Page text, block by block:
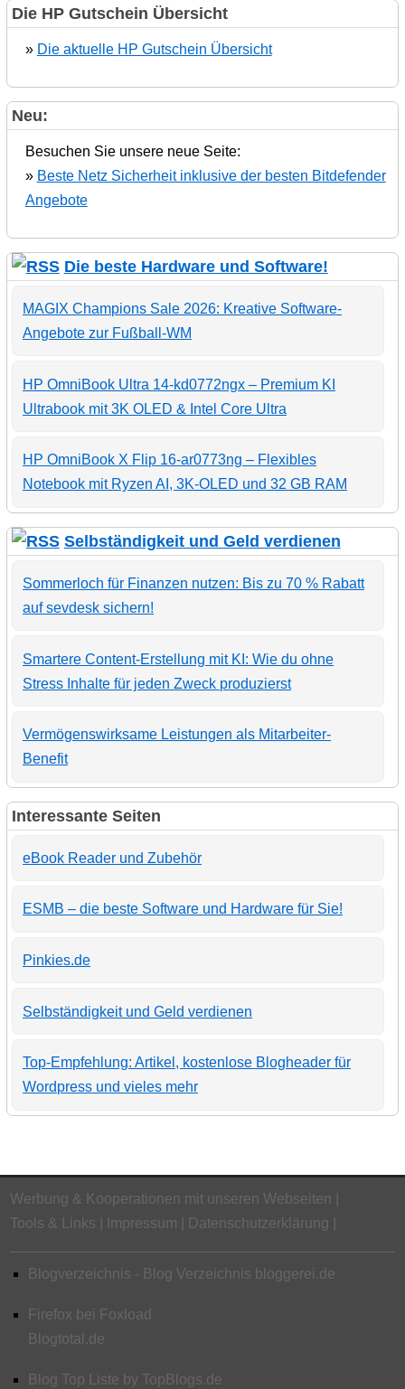
Die HP Gutschein Übersicht
» Die aktuelle HP Gutschein Übersicht
Neu:
Besuchen Sie unsere neue Seite:
» Beste Netz Sicherheit inklusive der besten Bitdefender
Angebote
Die beste Hardware und Software!
MAGIX Champions Sale 2026: Kreative Software-
Angebote zur Fußball-WM
HP OmniBook Ultra 14-kd0772ngx – Premium KI
Ultrabook mit 3K OLED & Intel Core Ultra
HP OmniBook X Flip 16-ar0773ng – Flexibles
Notebook mit Ryzen AI, 3K-OLED und 32 GB RAM
Selbständigkeit und Geld verdienen
Sommerloch für Finanzen nutzen: Bis zu 70 % Rabatt
auf sevdesk sichern!
Smartere Content-Erstellung mit KI: Wie du ohne
Stress Inhalte für jeden Zweck produzierst
Vermögenswirksame Leistungen als Mitarbeiter-
Benefit
Interessante Seiten
eBook Reader und Zubehör
ESMB – die beste Software und Hardware für Sie!
Pinkies.de
Selbständigkeit und Geld verdienen
Top-Empfehlung: Artikel, kostenlose Blogheader für
Wordpress und vieles mehr
Werbung & Kooperationen mit unseren Webseiten
Tools & Links
Impressum Datenschutzerklärung
Blogverzeichnis - Blog Verzeichnis bloggerei.de
Firefox bei Foxload
Blogtotal.de
Blog Top Liste by TopBlogs.de